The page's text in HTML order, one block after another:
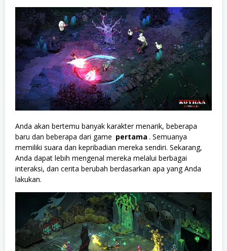
Anda akan bertemu banyak karakter menarik, beberapa
baru dan beberapa dari game pertama . Semuanya
memiliki suara dan kepribadian mereka sendiri. Sekarang,
Anda dapat lebih mengenal mereka melalui berbagai
interaksi, dan cerita berubah berdasarkan apa yang Anda
lakukan.